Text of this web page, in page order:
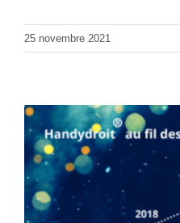
25 novembre 2021